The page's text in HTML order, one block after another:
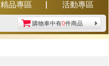
精品專區 活動專區
購物車中有0件商品